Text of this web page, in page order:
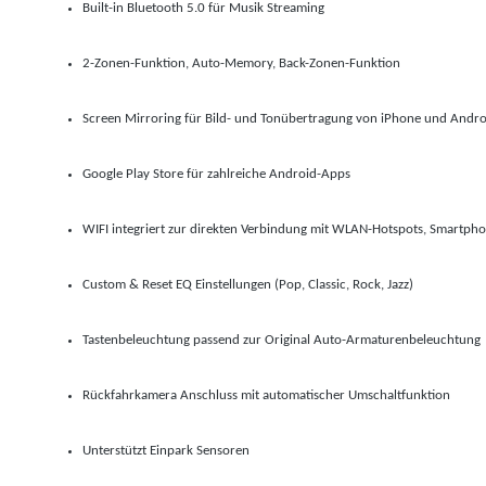
Built-in Bluetooth 5.0 für Musik Streaming
2-Zonen-Funktion, Auto-Memory, Back-Zonen-Funktion
Screen Mirroring für Bild- und Tonübertragung von iPhone und
Google Play Store für zahlreiche Android-Apps
WIFI integriert zur direkten Verbindung mit WLAN-Hotspots,
Custom & Reset EQ Einstellungen (Pop, Classic, Rock, Jazz)
Tastenbeleuchtung passend zur Original Auto-Armaturenbeleuchtung
Rückfahrkamera Anschluss mit automatischer Umschaltfunktion
Unterstützt Einpark Sensoren